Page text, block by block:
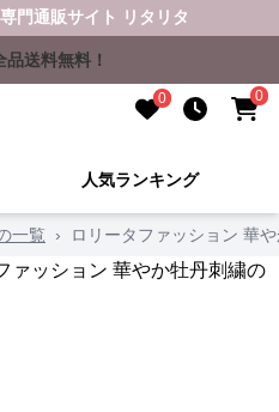
門通販サイト リタリタ
送料無料！
0 0
人気ランキング
一覧 › ロリータファッション 華